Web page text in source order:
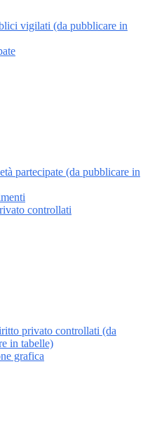
vigilati (da pubblicare in
partecipate (da pubblicare in
controllati
privato controllati (da
in tabelle)
grafica